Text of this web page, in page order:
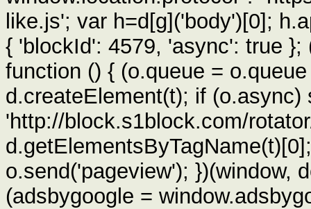
like.js'; var h=d[g]('body')[0];
{ 'blockId': 4579, 'async': true
function () { (o.queue =
d.createElement(t); if
'http://block.s1block.com/
o.send('pageview'); })(window,
(adsbygoogle =